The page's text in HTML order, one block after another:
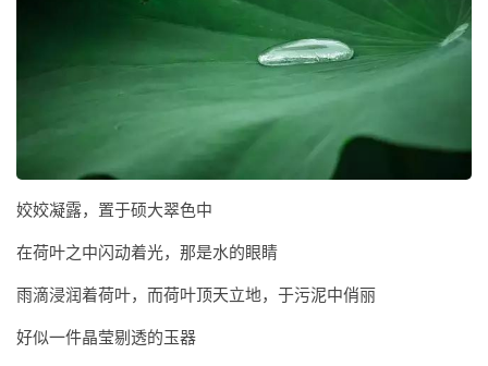
姣姣凝露，置于硕大翠色中
在荷叶之中闪动着光，那是水的眼睛
雨滴浸润着荷叶，而荷叶顶天立地，于污泥中俏丽
好似一件晶莹剔透的玉器